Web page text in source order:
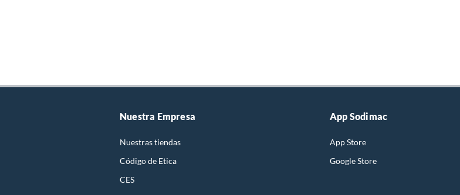
Nuestra Empresa
Nuestras tiendas
Código de Etica
CES
App Sodimac
App Store
Google Store